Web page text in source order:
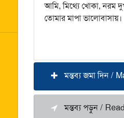
আমি, মিথ্যে খোকা, নরম
তোমার মাপা ভালোবাসায়।
মন্তব্য জমা দিন /
মন্তব্য পড়ুন /